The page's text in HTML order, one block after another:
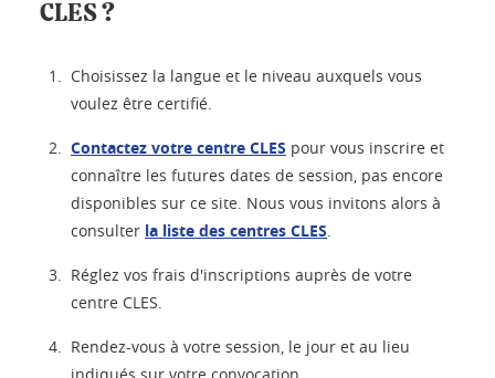
CLES ?
Choisissez la langue et le niveau auxquels vous
voulez être certifié.
Contactez votre centre CLES pour vous inscrire et
connaître les futures dates de session, pas encore
disponibles sur ce site. Nous vous invitons alors à
consulter la liste des centres CLES.
Réglez vos frais d'inscriptions auprès de votre
centre CLES.
Rendez-vous à votre session, le jour et au lieu